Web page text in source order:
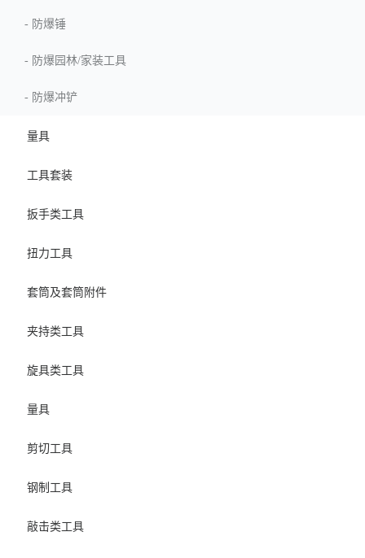
- 防爆锤
- 防爆园林/家装工具
- 防爆冲铲
量具
工具套装
扳手类工具
扭力工具
套筒及套筒附件
夹持类工具
旋具类工具
量具
剪切工具
钢制工具
敲击类工具